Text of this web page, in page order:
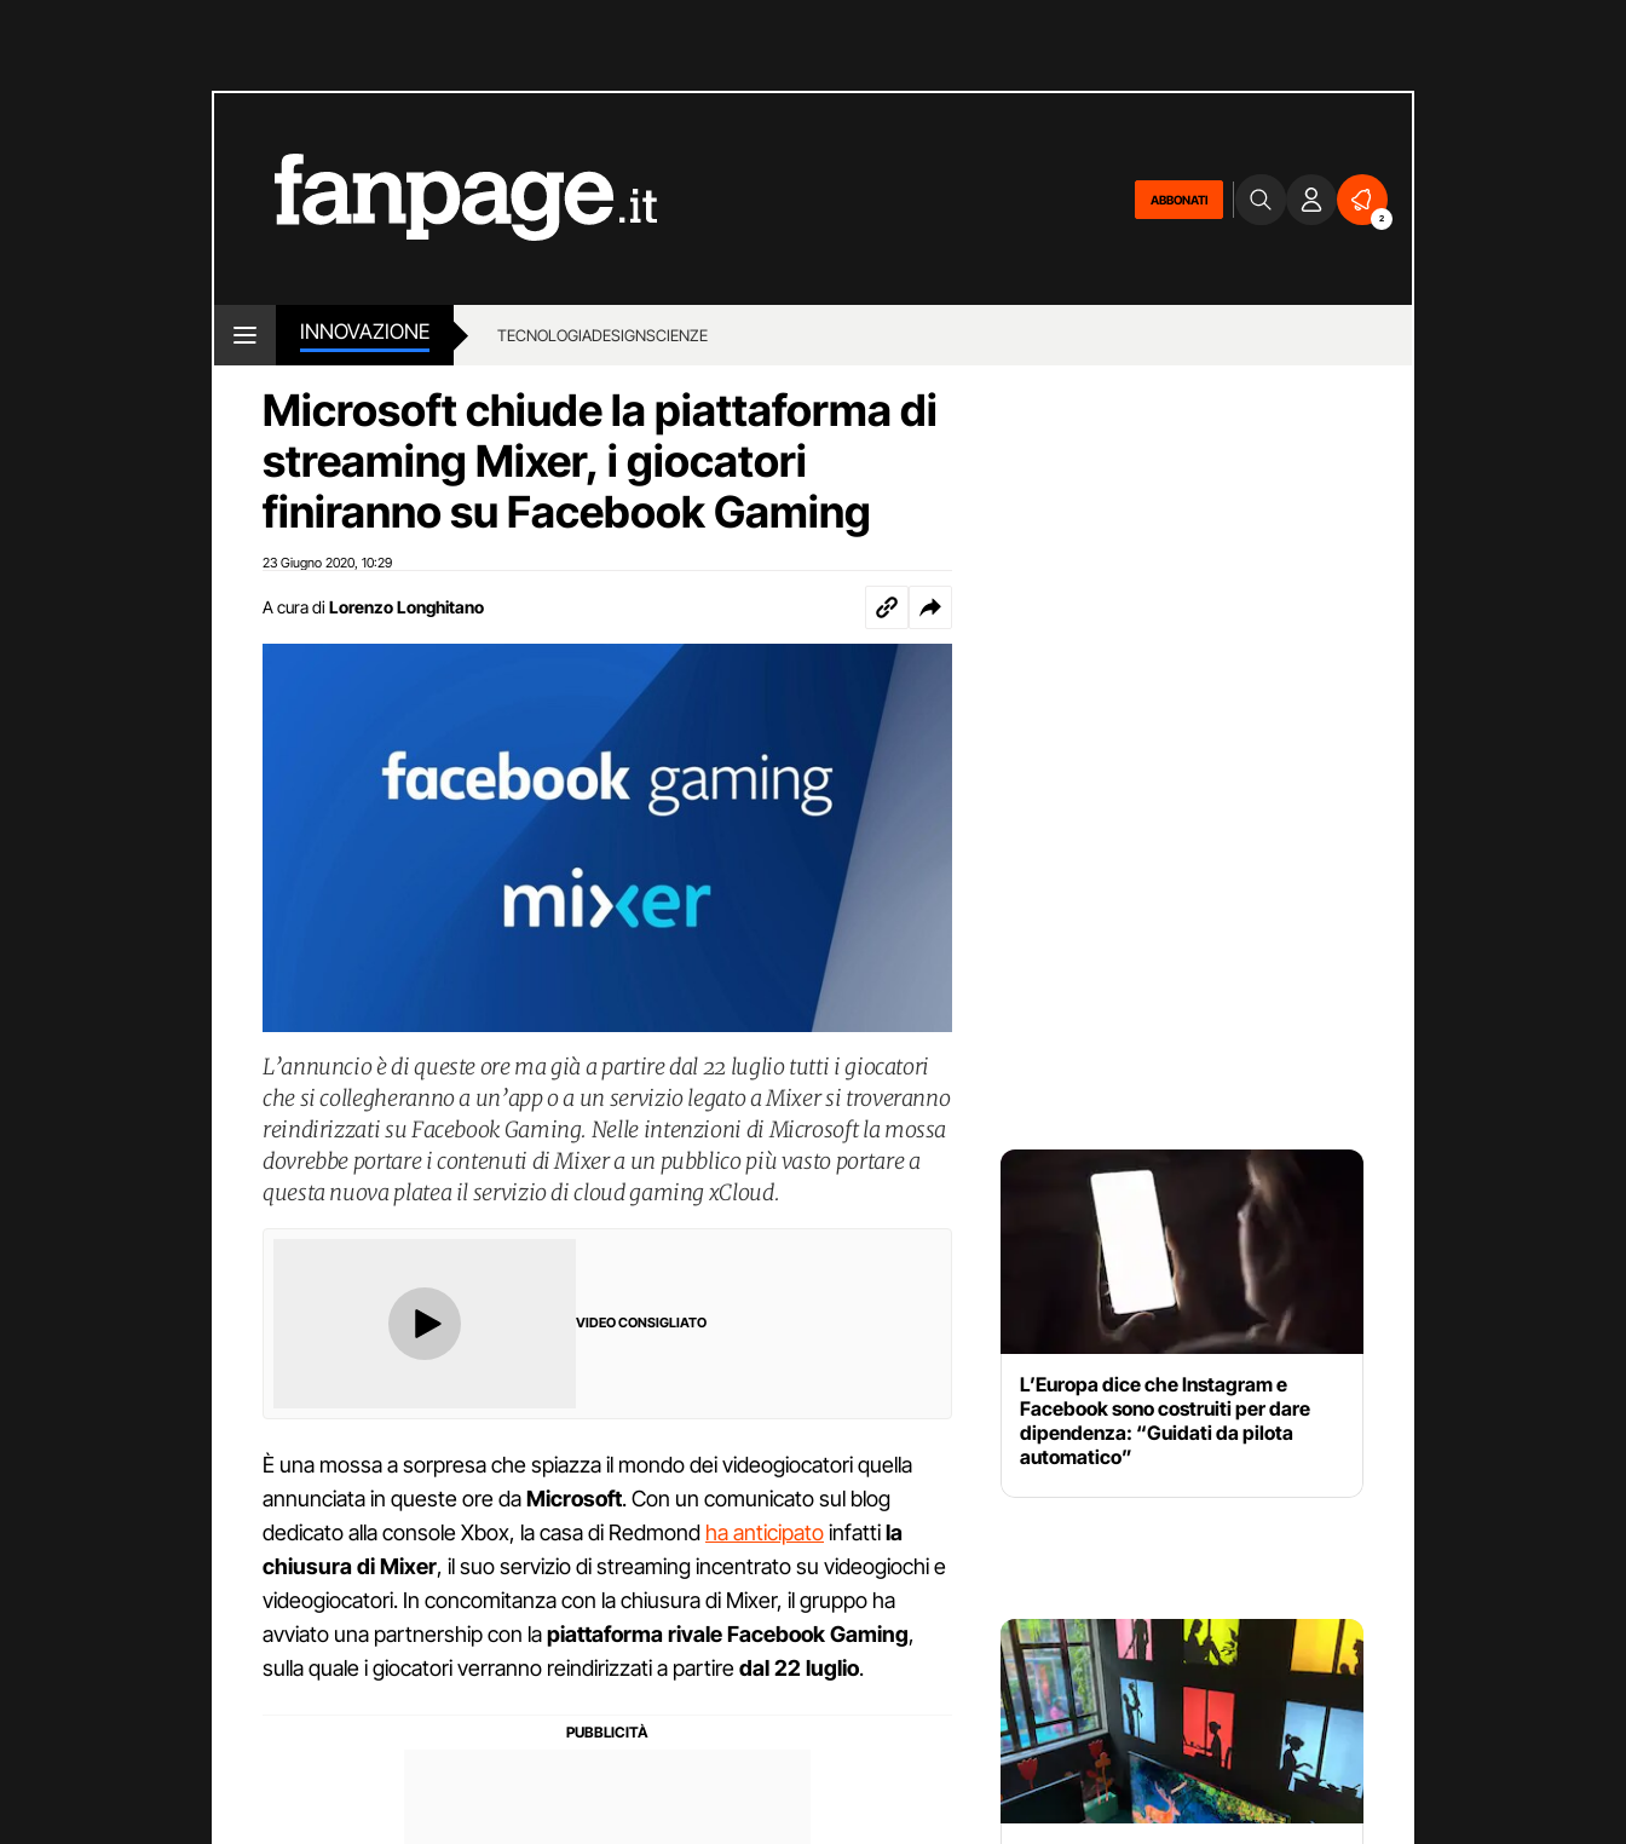
ABBONATI
2
INNOVAZIONE TECNOLOGIADESIGNSCIENZE
Microsoft chiude la piattaforma di
streaming Mixer, i giocatori
finiranno su Facebook Gaming
23 Giugno 2020 10:29
A cura di Lorenzo Longhitano
L’annuncio è di queste ore ma già a partire dal 22 luglio tutti i giocatori
che si collegheranno a un’app o a un servizio legato a Mixer si troveranno
reindirizzati su Facebook Gaming. Nelle intenzioni di Microsoft la mossa
dovrebbe portare i contenuti di Mixer a un pubblico più vasto portare a
questa nuova platea il servizio di cloud gaming xCloud.
VIDEO CONSIGLIATO
È una mossa a sorpresa che spiazza il mondo dei videogiocatori quella
annunciata in queste ore daMicrosoft. Con un comunicato sul blog
dedicato alla console Xbox, la casa di Redmond ha anticipatoinfattila
chiusura di Mixer, il suo servizio di streaming incentrato su videogiochi e
videogiocatori. In concomitanza con la chiusura di Mixer, il gruppo ha
avviato una partnership con lapiattaforma rivale Facebook Gaming,
sulla quale i giocatori verranno reindirizzati a partiredal 22 luglio.
L’Europa dice che Instagram e
Facebook sono costruiti per dare
dipendenza: “Guidati da pilota
automatico”